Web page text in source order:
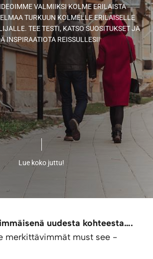
VALMIIKSI KOLME ERILAISTA
TURKUUN KOLMELLE ERILAISELLE
TEE TESTI, KATSO SUOSITUKSET JA
INSPIRAATIOTA REISSULLESI!
Lue koko juttu!
uudesta kohteesta….
merkittävimmät must see -